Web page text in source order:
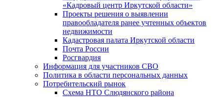
«Кадровый центр Иркутской области»
Проекты решения о выявлении
правообладателя ранее учтенных объектов
недвижимости
Кадастровая палата Иркутской области
Почта России
Росгвардия
Информация для участников СВО
Политика в области персональных данных
Потребительский рынок
Схема НТО Слюдянского района